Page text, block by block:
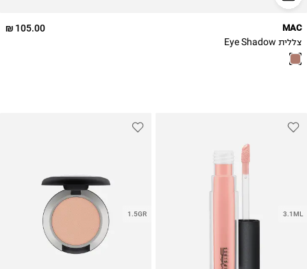
105.00 ₪ MAC
צללית Eye Shadow
3.1ML
1.5GR